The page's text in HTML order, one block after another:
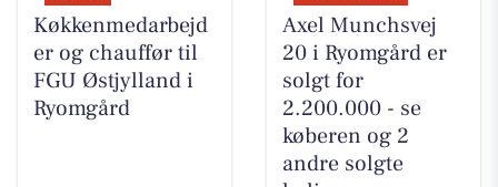
Køkkenmedarbejd
er og chauffør til
FGU Østjylland i
Ryomgård
Axel Munchsvej
20 i Ryomgård er
solgt for
2.200.000 - se
køberen og 2
andre solgte